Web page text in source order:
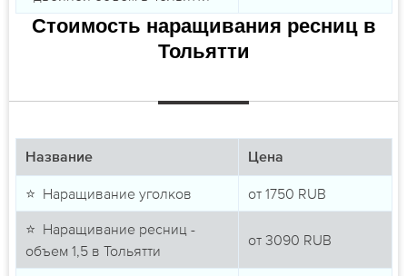
Стоимость наращивания ресниц в
Тольятти
Название Цена
⭐ Наращивание уголков от 1750 RUB
⭐ Наращивание ресниц -
объем 1,5 в Тольятти
от 3090 RUB